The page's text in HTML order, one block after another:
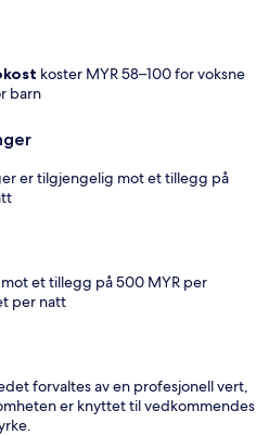
koster MYR 58–100 for voksne
barn
er tilgjengelig mot et tillegg på
et tillegg på 500 MYR per
per natt
forvaltes av en profesjonell vert,
er knyttet til vedkommendes